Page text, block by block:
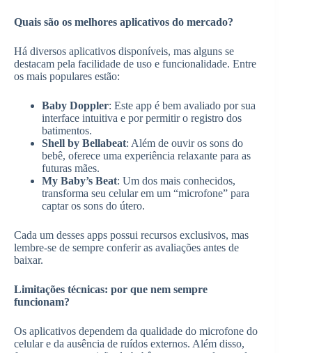
Quais são os melhores aplicativos do mercado?
Há diversos aplicativos disponíveis, mas alguns se
destacam pela facilidade de uso e funcionalidade. Entre
os mais populares estão:
Baby Doppler: Este app é bem avaliado por sua
interface intuitiva e por permitir o registro dos
batimentos.
Shell by Bellabeat: Além de ouvir os sons do
bebê, oferece uma experiência relaxante para as
futuras mães.
My Baby’s Beat: Um dos mais conhecidos,
transforma seu celular em um “microfone” para
captar os sons do útero.
Cada um desses apps possui recursos exclusivos, mas
lembre-se de sempre conferir as avaliações antes de
baixar.
Limitações técnicas: por que nem sempre
funcionam?
Os aplicativos dependem da qualidade do microfone do
celular e da ausência de ruídos externos. Além disso,